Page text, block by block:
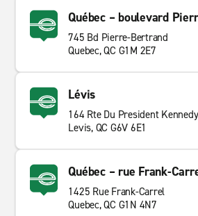
Québec – boulevard
745 Bd Pierre-Bertrand
Quebec, QC G1M 2E7
Lévis
164 Rte Du President Kennedy
Levis, QC G6V 6E1
Québec – rue Frank-
1425 Rue Frank-Carrel
Quebec, QC G1N 4N7